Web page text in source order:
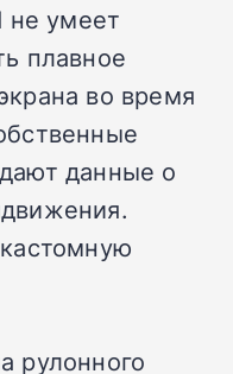
не умеет
плавное
во время
данные о
рулонного